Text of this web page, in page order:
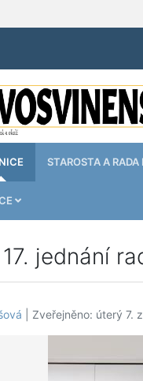
STAROSTA A RADA
jednání
| Zveřejněno: úterý 7.